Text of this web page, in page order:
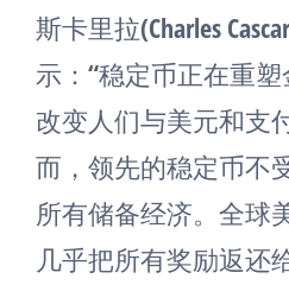
斯卡里拉(Charles
示：“稳定币正在重
改变人们与美元和支
而，领先的稳定币不
所有储备经济。全球
几乎把所有奖励返还